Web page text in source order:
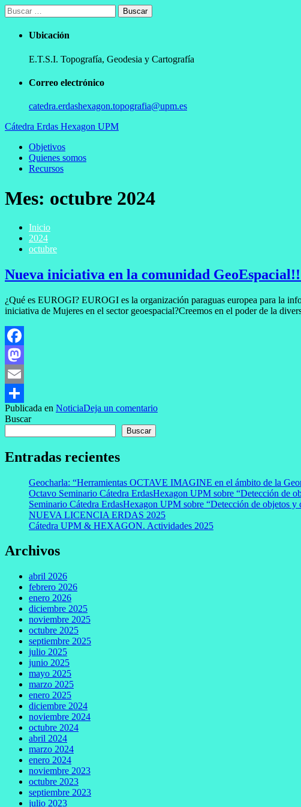
Ir
al
contenido
Buscar:
Ubicación
E.T.S.I. Topografía, Geodesia y Cartografía
Correo electrónico
catedra.erdashexagon.topografia@upm.es
Cátedra Erdas Hexagon UPM
Menú
principal
Objetivos
Quienes somos
Recursos
Mes: octubre 2024
Inicio
2024
octubre
Nueva iniciativa en la comunidad
¿Qué es EUROGI? EUROGI es la organización paraguas europea para la
iniciativa de Mujeres en el sector geoespacial?Creemos en el poder de la
Facebook
Mastodon
Email
Compartir
Publicada en NoticiaDeja un comentario
Buscar
Buscar
Entradas recientes
Geocharla: “Herramientas OCTAVE IMAGINE en el ámbito de la
Octavo Seminario Cátedra ErdasHexagon UPM sobre “Detección de
Seminario Cátedra ErdasHexagon UPM sobre “Detección de objetos y
NUEVA LICENCIA ERDAS 2025
Cátedra UPM & HEXAGON. Actividades 2025
Archivos
abril 2026
febrero 2026
enero 2026
diciembre 2025
noviembre 2025
octubre 2025
septiembre 2025
julio 2025
junio 2025
mayo 2025
marzo 2025
enero 2025
diciembre 2024
noviembre 2024
octubre 2024
abril 2024
marzo 2024
enero 2024
noviembre 2023
octubre 2023
septiembre 2023
julio 2023